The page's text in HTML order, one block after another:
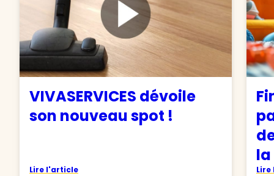
VIVASERVICES dévoile
son nouveau spot !
Lire l'article
la